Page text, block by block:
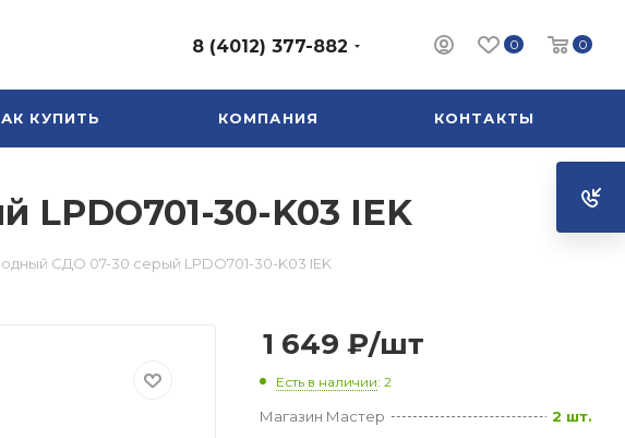
0 0
8 (4012) 377-882
КУПИТЬ КОМПАНИЯ КОНТАКТЫ
30-K03 IEK
СДО 07-30 серый LPDO701-30-K03 IEK
1 649 ₽/шт
Есть в наличии: 2
Магазин Мастер 2 шт.